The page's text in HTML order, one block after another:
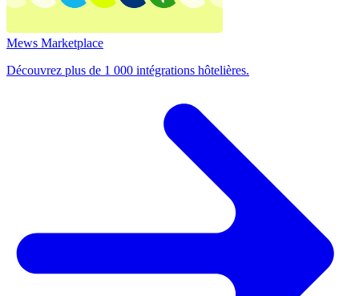
Mews Marketplace
Découvrez plus de 1 000 intégrations hôtelières.